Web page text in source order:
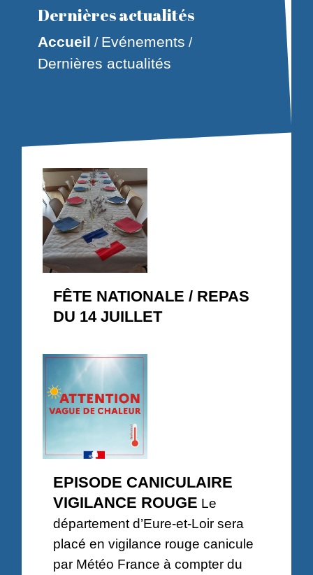
Dernières actualités
Accueil / Evénements /
Dernières actualités
FÊTE NATIONALE / REPAS
DU 14 JUILLET
EPISODE CANICULAIRE
VIGILANCE ROUGE Le
département d’Eure-et-Loir sera
placé en vigilance rouge canicule
par Météo France à compter du